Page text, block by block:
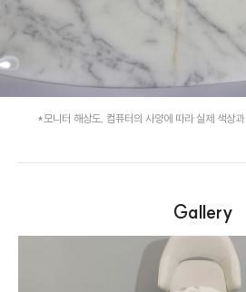
*모니터 해상도, 컴퓨터의 사양에 따라 실제 색상
Gallery